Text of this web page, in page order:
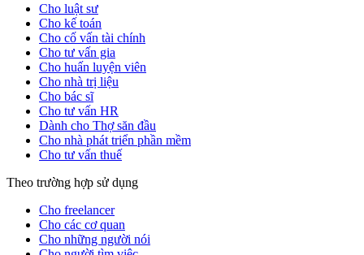
Cho luật sư
Cho kế toán
Cho cố vấn tài chính
Cho tư vấn gia
Cho huấn luyện viên
Cho nhà trị liệu
Cho bác sĩ
Cho tư vấn HR
Dành cho Thợ săn đầu
Cho nhà phát triển phần mềm
Cho tư vấn thuế
Theo trường hợp sử dụng
Cho freelancer
Cho các cơ quan
Cho những người nói